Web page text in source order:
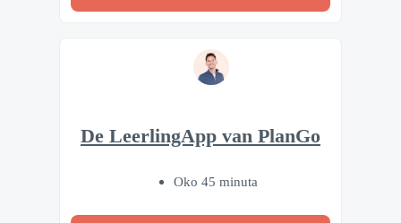
De LeerlingApp van PlanGo
Oko 45 minuta